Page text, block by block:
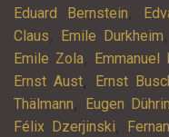
Eduard Bernstein,
Claus, Emile Durkheim,
Emile Zola, Emmanuel
Ernst Aust, Ernst
Thälmann, Eugen
Félix Dzerjinski,